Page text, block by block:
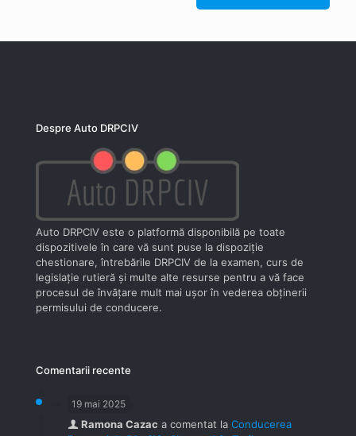
Despre Auto DRPCIV
Auto DRPCIV este o platformă disponibilă pe toate
dispozitivele în care vă sunt puse la dispoziţie
chestionare, întrebările DRPCIV de la examen, curs de
legislaţie rutieră şi multe alte resurse pentru a vă face
procesul de învăţare mult mai uşor în vederea obţinerii
permisului de conducere.
Comentarii recente
19 mai 2025
Ramona Cazac a comentat la Conducerea